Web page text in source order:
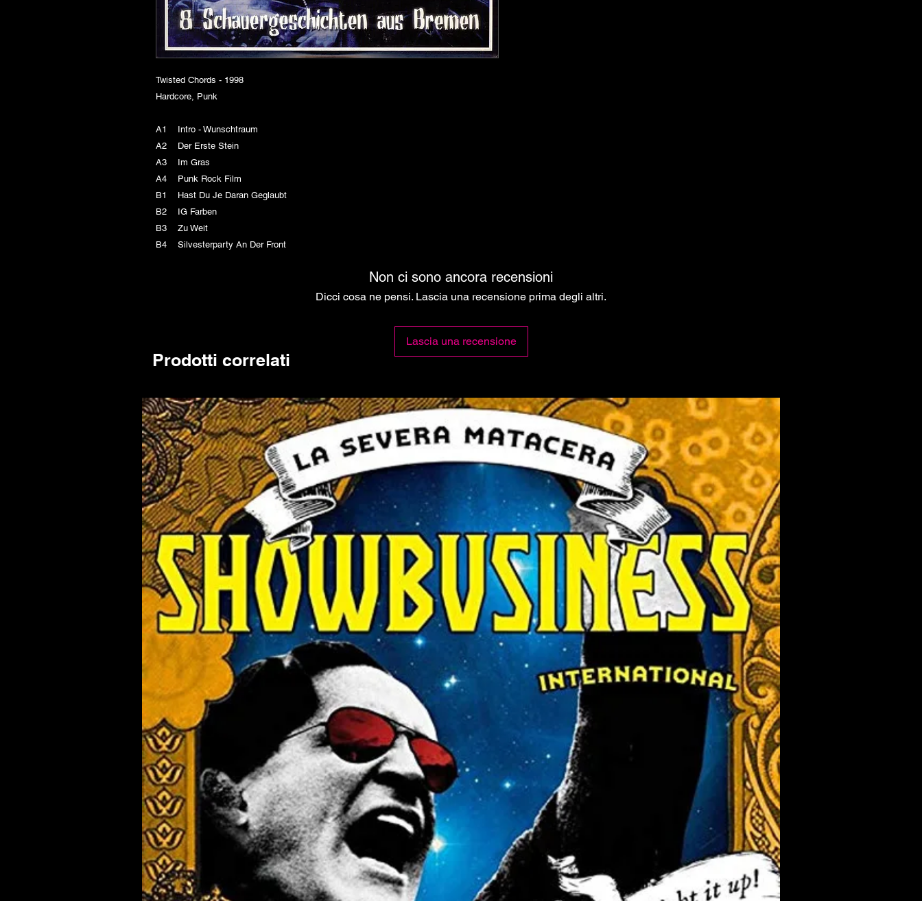
Twisted Chords - 1998
Hardcore, Punk
A1 Intro - Wunschtraum
A2 Der Erste Stein
A3 Im Gras
A4 Punk Rock Film
B1 Hast Du Je Daran Geglaubt
B2 IG Farben
B3 Zu Weit
B4 Silvesterparty An Der Front
Non ci sono ancora recensioni
Dicci cosa ne pensi. Lascia una recensione prima degli altri.
Lascia una recensione
Prodotti correlati